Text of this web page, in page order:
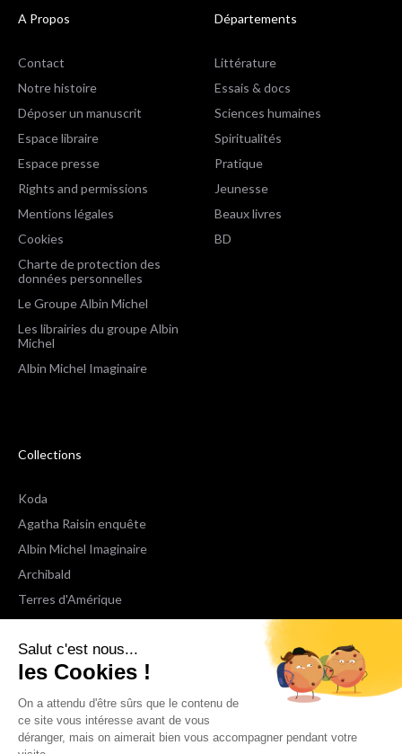
Salut c'est nous...
les Cookies !
On a attendu d'être sûrs que le contenu de
ce site vous intéresse avant de vous
déranger, mais on aimerait bien vous accompagner pendant votre
A Propos
Contact
Notre histoire
Déposer un manuscrit
Espace libraire
Espace presse
Rights and permissions
Mentions légales
Cookies
Charte de protection des
données personnelles
Le Groupe Albin Michel
Les librairies du groupe Albin
Michel
Albin Michel Imaginaire
Départements
Littérature
Essais & docs
Sciences humaines
Spiritualités
Pratique
Jeunesse
Beaux livres
BD
Collections
Koda
Agatha Raisin enquête
Albin Michel Imaginaire
Archibald
Terres d'Amérique
Espaces Libres Poche
NOX
Wiz
Voir toutes les collections
Nous suivre